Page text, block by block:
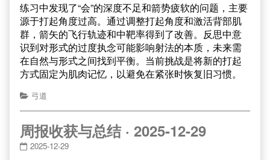
练习中发现了“会”的深度不足和箭势疲软的问题，主要
源于打起角度过高。通过调整打起角度和激活背部肌
群，箭矢的飞行轨迹和中靶率得到了改善。反思中意
识到对形式的过度执念可能影响射法的本质，未来需
在自然与形式之间找到平衡。当前挑战是将新的打起
方式固定为肌肉记忆，以避免在紧张时恢复旧习惯。
弓道
周报收获与总结 · 2025-12-29
2025-12-29